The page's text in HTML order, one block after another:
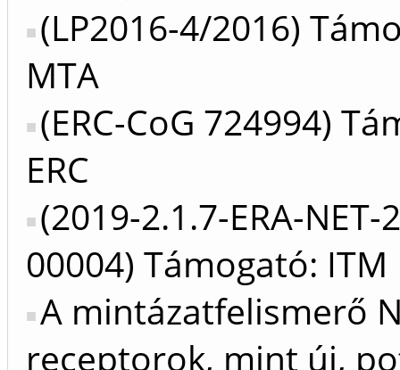
(LP2016-4/2016)
MTA
(ERC-CoG 724994)
ERC
(2019-2.1.7-ERA-NET-
00004) Támogató: ITM
A mintázatfelismerő
receptorok, mint új,